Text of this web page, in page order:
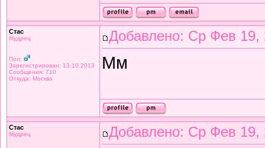
Стас
Мудрец
Пол:
Зарегистрирован: 13.10.2013
Сообщения: 710
Откуда: Москва
Добавлено: Ср Фев 19,
Мм
Стас
Мудрец Добавлено: Ср Фев 19,